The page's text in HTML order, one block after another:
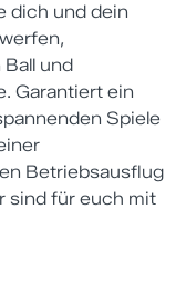
dich und dein
und
Garantiert ein
Spiele
Betriebsausflug
sind für euch mit